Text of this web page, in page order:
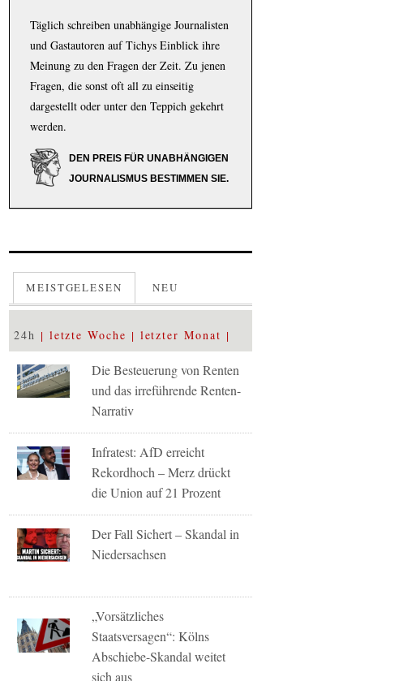
Täglich schreiben unabhängige Journalisten
und Gastautoren auf Tichys Einblick ihre
Meinung zu den Fragen der Zeit. Zu jenen
Fragen, die sonst oft all zu einseitig
dargestellt oder unter den Teppich gekehrt
werden.
DEN PREIS FÜR UNABHÄNGIGEN
JOURNALISMUS BESTIMMEN SIE.
MEISTGELESEN NEU
24h letzte Woche letzter Monat
Die Besteuerung von Renten
und das irreführende Renten-
Narrativ
Infratest: AfD erreicht
Rekordhoch – Merz drückt
die Union auf 21 Prozent
Der Fall Sichert – Skandal in
Niedersachsen
„Vorsätzliches
Staatsversagen“: Kölns
Abschiebe-Skandal weitet
sich aus